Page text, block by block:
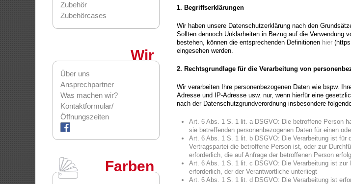
Zubehör
Zubehörcases
Wir
Über uns
Ansprechpartner
Was machen wir?
Kontaktformular/
Öffnungszeiten
Farben
1. Begriffserklärungen
Wir haben unsere Datenschutzerklärung nach den
Sollten dennoch Unklarheiten in Bezug auf die Verwendung
bestehen, können die entsprechenden Definitionen hier
eingesehen werden.
2. Rechtsgrundlage für die Verarbeitung von
Wir verarbeiten Ihre personenbezogenen Daten wie bspw.
Adresse und IP-Adresse usw. nur, wenn hierfür eine
nach der Datenschutzgrundverordnung insbesondere
Art. 6 Abs. 1 S. 1 lit. a DSGVO: Die betroffene Person
sie betreffenden personenbezogenen Daten für einen
Art. 6 Abs. 1 S. 1 lit. b DSGVO: Die Verarbeitung ist für
Vertragspartei die betroffene Person ist, oder zur
erforderlich, die auf Anfrage der betroffenen Person
Art. 6 Abs. 1 S. 1 lit. c DSGVO: Die Verarbeitung ist zur
erforderlich, der der Verantwortliche unterliegt
Art. 6 Abs. 1 S. 1 lit. d DSGVO: Die Verarbeitung ist